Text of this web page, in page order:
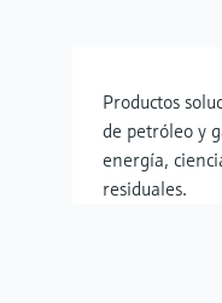
Productos
de petróleo y
energía,
residuales.